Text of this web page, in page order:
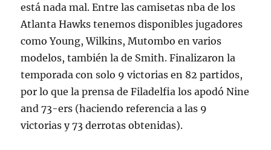
está nada mal. Entre las camisetas nba de los
Atlanta Hawks tenemos disponibles jugadores
como Young, Wilkins, Mutombo en varios
modelos, también la de Smith. Finalizaron la
temporada con solo 9 victorias en 82 partidos,
por lo que la prensa de Filadelfia los apodó Nine
and 73-ers (haciendo referencia a las 9
victorias y 73 derrotas obtenidas).